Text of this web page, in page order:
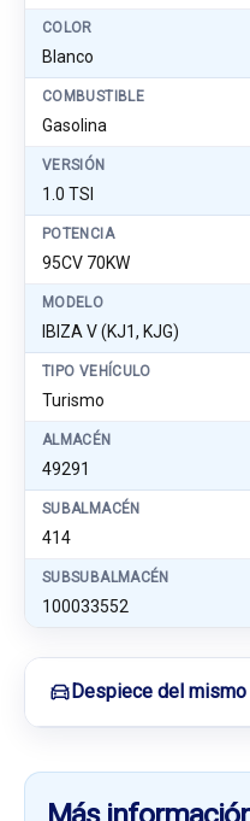
COLOR
Blanco
COMBUSTIBLE
Gasolina
VERSIÓN
1.0 TSI
POTENCIA
95CV 70KW
MODELO
IBIZA V (KJ1, KJG)
TIPO VEHÍCULO
Turismo
ALMACÉN
49291
SUBALMACÉN
414
SUBSUBALMACÉN
100033552
Despiece del